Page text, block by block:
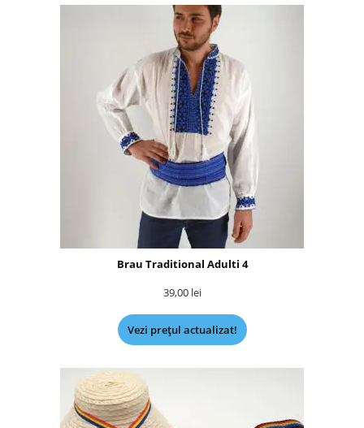
Brau Traditional Adulti 4
39,00 lei
Vezi prețul actualizat!